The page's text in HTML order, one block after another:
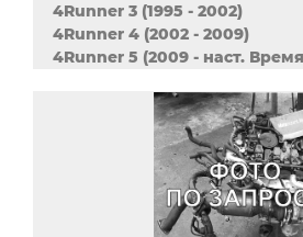
4Runner 3 (1995 - 2002)
4Runner 4 (2002 - 2009)
4Runner 5 (2009 - наст.
Allion 2 (2007 - наст. Время)
Aqua Aristo
Auris (2006 - 2013)
Auris 2 (2012 - наст. Время)
Avensis (1997 - 2003)
Avensis
Avensis 3 (2008 - наст. Время)